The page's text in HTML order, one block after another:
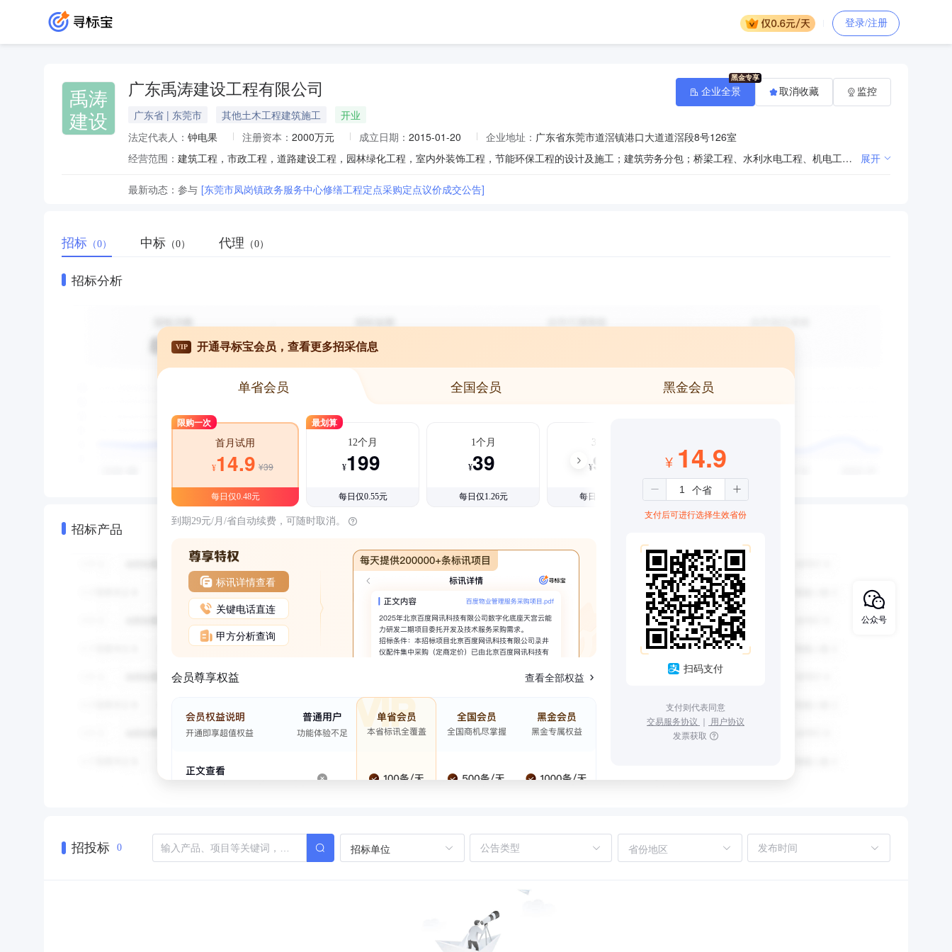
登录/注册
禹涛
建设
广东禹涛建设工程有限公司
广东省 | 东莞市 其他土木工程建筑施工
开业
法定代表人： 钟电果 注册资本： 2000万元 成立日期： 2015-01-20 企业地址： 广东省东莞市道滘镇港口大道道滘段8号126室
经营范围：
建筑工程，市政工程，道路建设工程，园林绿化工程，室内外装饰工程，节能环保工程的设计及施工；建筑劳务分包；桥梁工程、水利水电工程、机电工程、港口与航道工程、隧道工程、建筑机电安装工程、地基与基础工程、钢结构工程、通信工程、河湖整治工程、特种工程（结构补强、特种防雷、建筑物纠偏和平移）、防水防腐保温工程、电子与智能化工程、城市及道路照明工程；建筑幕墙工程的设计与施工、土石方静爆工程施工、土石方工程的施工、环保和污染防治工程、园林设计、爆破与拆迁施工、模板脚手架专业承包；建筑工程机械与设备的运输、租赁；房地产开发；工程管理服务；工程监理；工程招标代理；工程造价咨询；销售：建筑材料(不含危险化学品、不含沙石)、起重设备；建筑设计服务。(依法须经批准的项目，经相关部门批准后方可开展经营活动) 展开
最新动态： 参与 [东莞市凤岗镇政务服务中心修缮工程定点采购定点议价成交公告]
企业全景 取消收藏 监控
招标 （0） 中标 （0） 代理 （0）
招标分析
招标产品
VIP 开通寻标宝会员，查看更多招采信息
单省会员 全国会员 黑金会员
限购一次
首月试用
¥14.9 ¥39
每日仅0.48元
最划算
12个月
¥199
每日仅0.55元
1个月
¥39
每日仅1.26元
3个月
¥99
每日仅1.08元
到期29元/月/省自动续费，可随时取消。
标讯详情查看
关键电话直连
甲方分析查询
会员尊享权益 查看全部权益
¥ 14.9
支付后可进行选择生效省份
扫码支付
支付则代表同意
交易服务协议 ｜ 用户协议
发票获取
招投标 0 招标单位 省份地区
公众号